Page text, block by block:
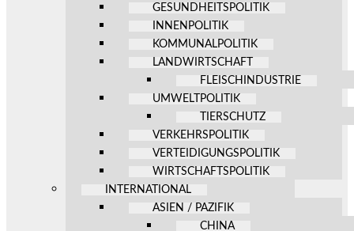
GESUNDHEITSPOLITIK
INNENPOLITIK
KOMMUNALPOLITIK
LANDWIRTSCHAFT
FLEISCHINDUSTRIE
UMWELTPOLITIK
TIERSCHUTZ
VERKEHRSPOLITIK
VERTEIDIGUNGSPOLITIK
WIRTSCHAFTSPOLITIK
INTERNATIONAL
ASIEN / PAZIFIK
CHINA